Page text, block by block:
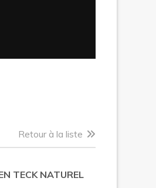
Retour à la liste
TECK NATUREL